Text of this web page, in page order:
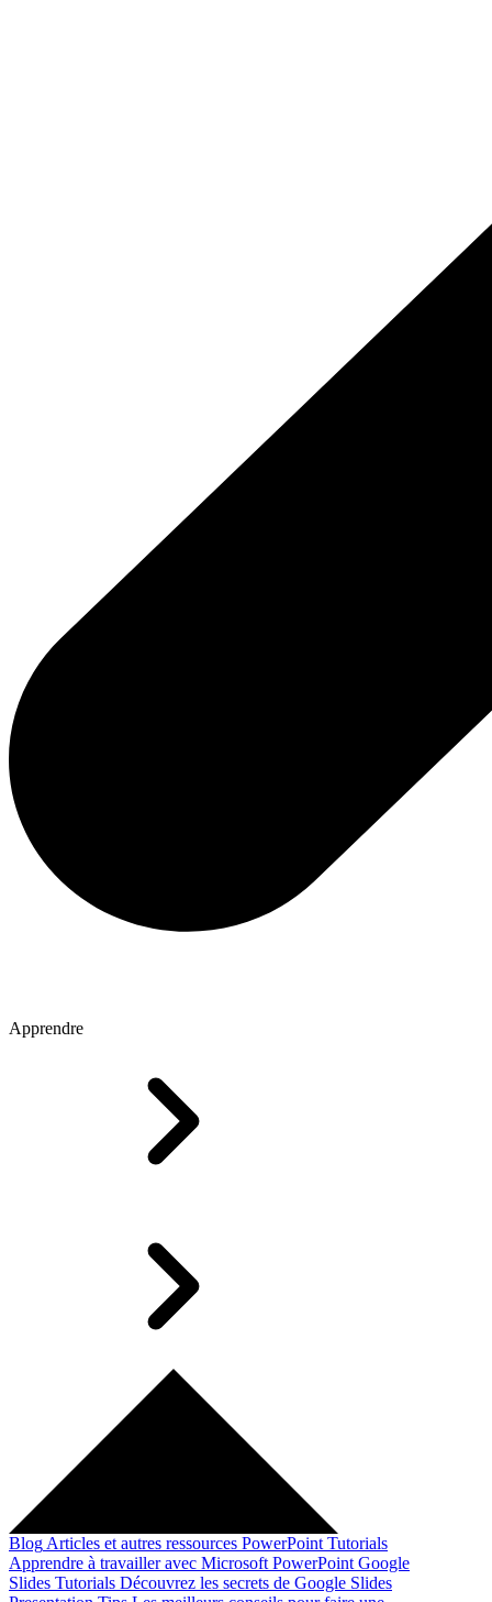
Apprendre
Blog Articles et autres ressources PowerPoint Tutorials
Apprendre à travailler avec Microsoft PowerPoint Google
Slides Tutorials Découvrez les secrets de Google Slides